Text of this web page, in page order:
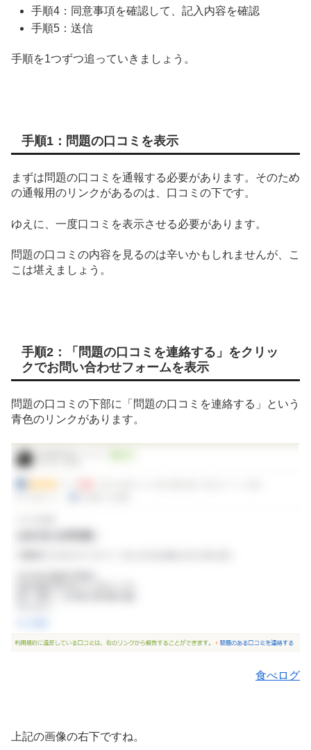
手順4：同意事項を確認して、記入内容を確認
手順5：送信
手順を1つずつ追っていきましょう。
手順1：問題の口コミを表示
まずは問題の口コミを通報する必要があります。そのため
の通報用のリンクがあるのは、口コミの下です。
ゆえに、一度口コミを表示させる必要があります。
問題の口コミの内容を見るのは辛いかもしれませんが、こ
こは堪えましょう。
手順2：「問題の口コミを連絡する」をクリッ
クでお問い合わせフォームを表示
問題の口コミの下部に「問題の口コミを連絡する」という
青色のリンクがあります。
食べログ
上記の画像の右下ですね。